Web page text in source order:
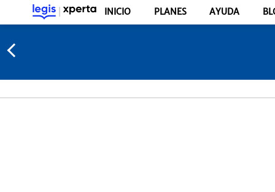
INICIO PLANES AYUDA